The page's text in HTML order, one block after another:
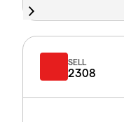
SELL
2308